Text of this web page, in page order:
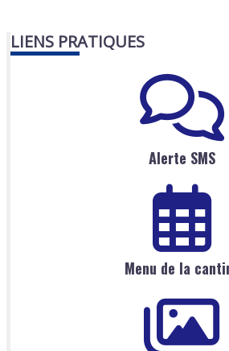
LIENS PRATIQUES
Alerte SMS
Menu de la